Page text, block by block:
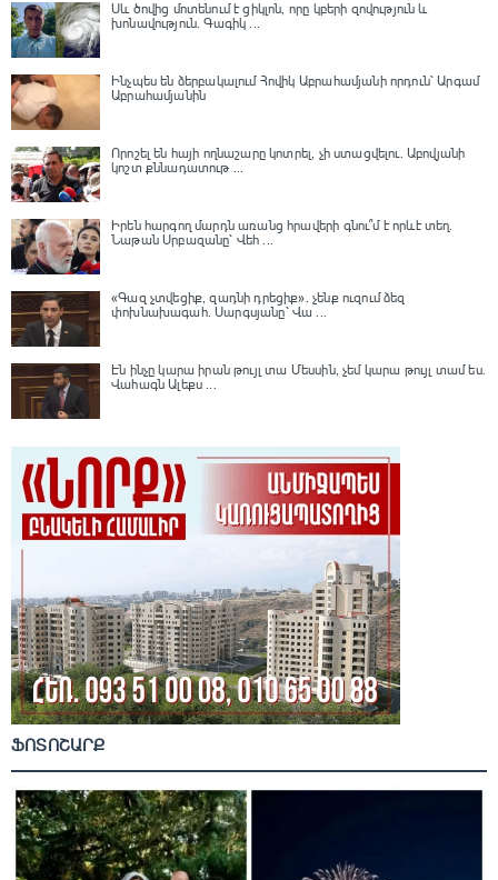
Սև ծովից մոտենում է ցիկլոն, որը կբերի զովություն և
խոնավություն․ Գագիկ ...
Ինչպես են ձերբակալում Հովիկ Աբրահամյանի որդուն՝ Արգամ
Աբրահամյանին
Որոշել են հայի ողնաշարը կոտրել, չի ստացվելու․ Աբովյանի
կոշտ քննադատութ ...
Իրեն հարգող մարդն առանց հրավերի գնու՞մ է որևէ տեղ.
Նաթան Սրբազանը՝ Վեհ ...
«Գազ չտվեցիք, զադնի դրեցիք». չենք ուզում ձեզ
փոխնախագահ. Սարգսյանը՝ Վա ...
Էն ինչը կարա իրան թույլ տա Մեսսին, չեմ կարա թույլ տամ ես.
Վահագն Ալեքս ...
ՖՈՏՈՇԱՐՔ